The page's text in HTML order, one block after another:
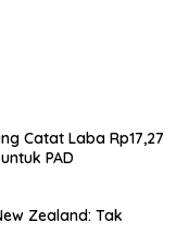
Catat Laba Rp17,27
PAD
Zealand: Tak